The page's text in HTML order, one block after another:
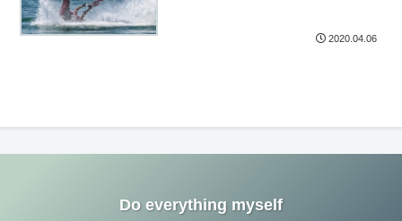
2020.04.06
Do everything myself